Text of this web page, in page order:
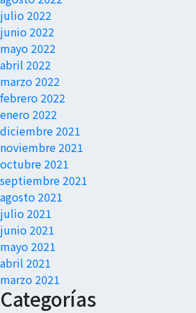
julio 2022
junio 2022
mayo 2022
abril 2022
marzo 2022
febrero 2022
enero 2022
diciembre 2021
noviembre 2021
octubre 2021
septiembre 2021
agosto 2021
julio 2021
junio 2021
mayo 2021
abril 2021
marzo 2021
Categorías